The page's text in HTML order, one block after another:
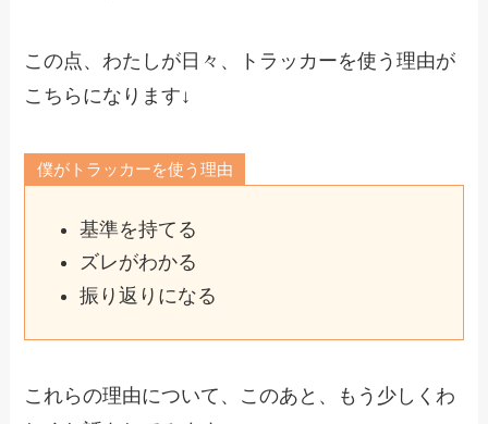
この点、わたしが日々、トラッカーを使う理由が
こちらになります↓
僕がトラッカーを使う理由
基準を持てる
ズレがわかる
振り返りになる
これらの理由について、このあと、もう少しくわ